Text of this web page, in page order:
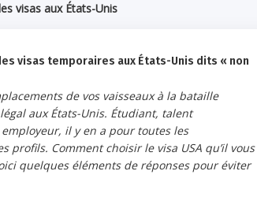
visas aux États-Unis
visas temporaires aux États-Unis dits « non
de vos vaisseaux à la bataille
aux États-Unis. Étudiant, talent
il y en a pour toutes les
Comment choisir le visa USA qu’il vous
quelques éléments de réponses pour éviter